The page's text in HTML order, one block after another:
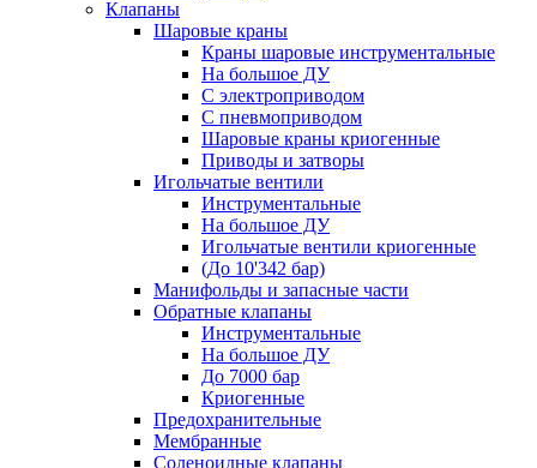
Клапаны
Шаровые краны
Краны шаровые инструментальные
На большое ДУ
С электроприводом
С пневмоприводом
Шаровые краны криогенные
Приводы и затворы
Игольчатые вентили
Инструментальные
На большое ДУ
Игольчатые вентили криогенные
(До 10'342 бар)
Манифольды и запасные части
Обратные клапаны
Инструментальные
На большое ДУ
До 7000 бар
Криогенные
Предохранительные
Мембранные
Соленоидные клапаны